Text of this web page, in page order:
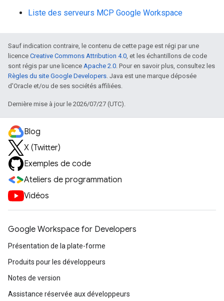
Liste des serveurs MCP Google Workspace
Sauf indication contraire, le contenu de cette page est régi par une
licence Creative Commons Attribution 4.0, et les échantillons de code
sont régis par une licence Apache 2.0. Pour en savoir plus, consultez les
Règles du site Google Developers. Java est une marque déposée
d'Oracle et/ou de ses sociétés affiliées.
Dernière mise à jour le 2026/07/27 (UTC).
Blog
X (Twitter)
Exemples de code
Ateliers de programmation
Vidéos
Google Workspace for Developers
Présentation de la plate-forme
Produits pour les développeurs
Notes de version
Assistance réservée aux développeurs